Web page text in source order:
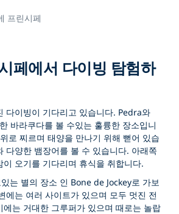
프린시페
페에서 다이빙 탐험하
다이빙이 기다리고 있습니다. Pedra와
바라쿠다를 볼 수있는 훌륭한 장소입니
로 찌르며 태양을 만나기 위해 뻗어 있습
다양한 뱀장어를 볼 수 있습니다. 아래쪽
오기를 기다리며 휴식을 취합니다.
는 별의 장소 인 Bone de Jockey로 가보
에는 여러 사이트가 있으며 모두 멋진 전
에는 거대한 그루퍼가 있으며 때로는 놀랍